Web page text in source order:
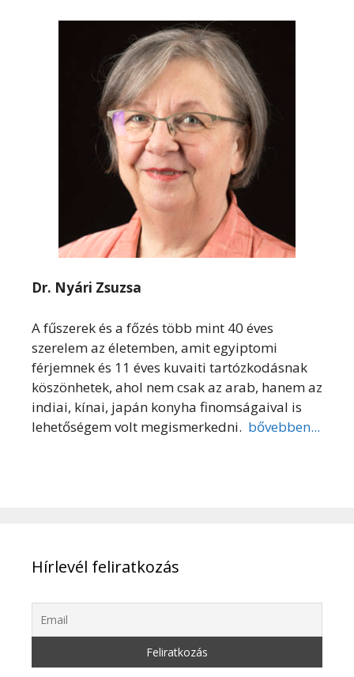
Dr. Nyári Zsuzsa
A fűszerek és a főzés több mint 40 éves
szerelem az életemben, amit egyiptomi
férjemnek és 11 éves kuvaiti tartózkodásnak
köszönhetek, ahol nem csak az arab, hanem az
indiai, kínai, japán konyha finomságaival is
lehetőségem volt megismerkedni. bővebben...
Hírlevél feliratkozás